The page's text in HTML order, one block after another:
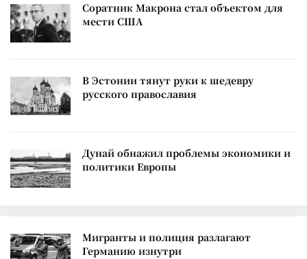
Соратник Макрона стал объектом для
мести США
В Эстонии тянут руки к шедевру
русского православия
Дунай обнажил проблемы экономики и
политики Европы
Мигранты и полиция разлагают
Германию изнутри